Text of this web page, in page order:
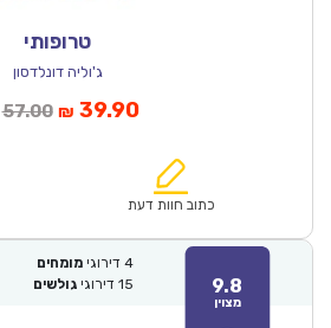
טרופותי
ג'וליה דונלדסון
57.00המחיר
₪57.00.
₪ 39.90המחיר
הוא:
כתוב חוות דעת
9.8
מצוין
4 דירוגי מומחים
15 דירוגי גולשים